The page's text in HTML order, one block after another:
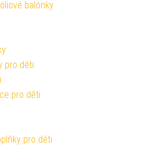
balónky
pro děti
pro děti
pro děti